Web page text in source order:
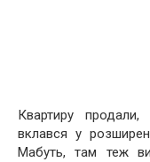
Квартиру
вклався у
Мабуть, там теж